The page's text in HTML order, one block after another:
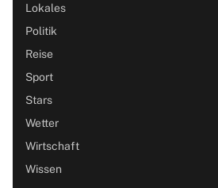
Lokales
Politik
Reise
Sport
Stars
Wetter
Wirtschaft
Wissen